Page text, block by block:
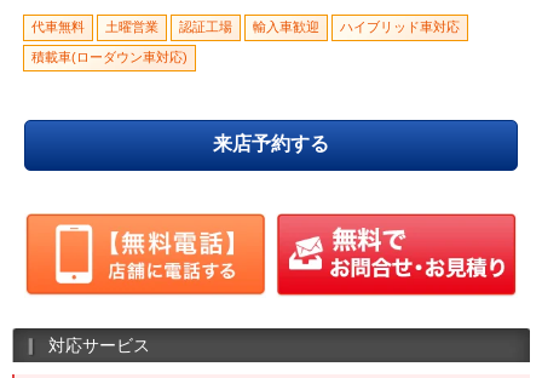
代車無料 土曜営業 認証工場 輸入車歓迎 ハイブリッド車対応
積載車(ローダウン車対応)
来店予約する
対応サービス